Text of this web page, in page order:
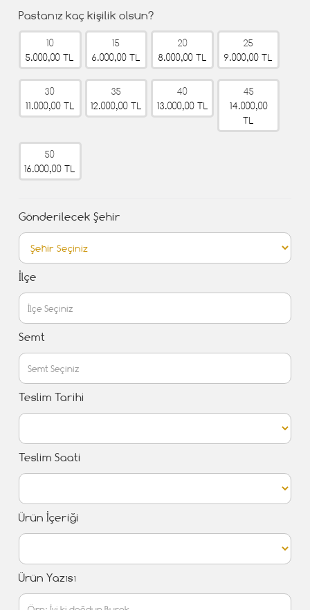
Pastanız kaç kişilik olsun?
10
5.000,00 TL
15
6.000,00 TL
20
8.000,00 TL
25
9.000,00 TL
30
11.000,00 TL
35
12.000,00 TL
40
13.000,00 TL
45
14.000,00
TL
50
16.000,00 TL
Gönderilecek Şehir
İlçe
Semt
Teslim Tarihi
Teslim Saati
Ürün İçeriği
Ürün Yazısı